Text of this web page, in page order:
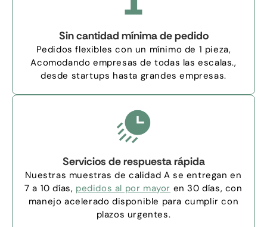
Sin cantidad mínima de pedido
Pedidos flexibles con un mínimo de 1 pieza,
Acomodando empresas de todas las escalas.,
desde startups hasta grandes empresas.
Servicios de respuesta rápida
Nuestras muestras de calidad A se entregan en
7 a 10 días, pedidos al por mayor en 30 días, con
manejo acelerado disponible para cumplir con
plazos urgentes.